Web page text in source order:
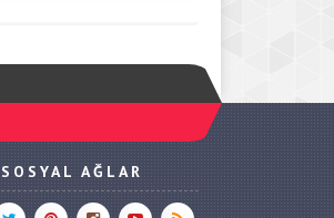
SOSYAL AĞLAR